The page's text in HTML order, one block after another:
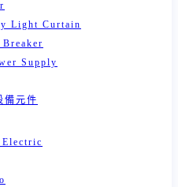
Light Curtain
Supply
備元件